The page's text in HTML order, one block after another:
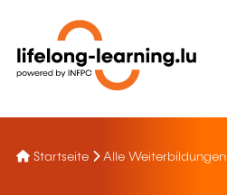
Startseite Alle Weiterbildungen